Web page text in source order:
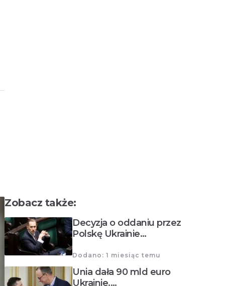
Zobacz także:
Decyzja o oddaniu przez
Polskę Ukrainie…
Dodano: 1 miesiąc temu
Unia dała 90 mld euro
Ukrainie.…